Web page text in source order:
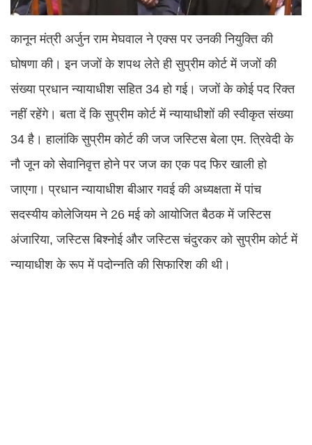
कानून मंत्री अर्जुन राम मेघवाल ने एक्स पर उनकी नियुक्ति की
घोषणा की। इन जजों के शपथ लेते ही सुप्रीम कोर्ट में जजों की
संख्या प्रधान न्यायाधीश सहित 34 हो गई। जजों के कोई पद रिक्त
नहीं रहेंगे। बता दें कि सुप्रीम कोर्ट में न्यायाधीशों की स्वीकृत संख्या
34 है। हालांकि सुप्रीम कोर्ट की जज जस्टिस बेला एम. त्रिवेदी के
नौ जून को सेवानिवृत्त होने पर जज का एक पद फिर खाली हो
जाएगा। प्रधान न्यायाधीश बीआर गवई की अध्यक्षता में पांच
सदस्यीय कोलेजियम ने 26 मई को आयोजित बैठक में जस्टिस
अंजारिया, जस्टिस बिश्नोई और जस्टिस चंदुरकर को सुप्रीम कोर्ट में
न्यायाधीश के रूप में पदोन्नति की सिफारिश की थी।